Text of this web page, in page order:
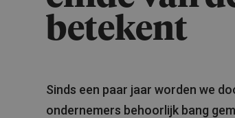
betekent
Sinds een paar jaar worden we
ondernemers behoorlijk bang